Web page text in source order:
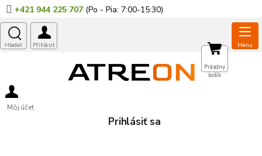
Prejsť
na
obsah
+421 944 225 707
Môj účet
Prihlásiť sa
NÁKUPNÝ
KOŠÍK
Prázdny
košík